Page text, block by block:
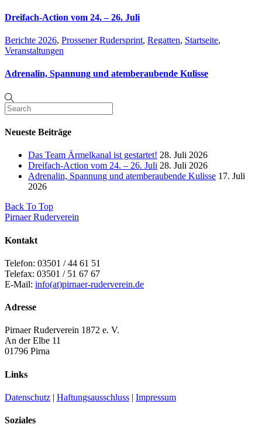
Dreifach-Action vom 24. – 26. Juli
Berichte 2026, Prossener Rudersprint, Regatten, Startseite,
Veranstaltungen
Adrenalin, Spannung und atemberaubende Kulisse
Neueste Beiträge
Das Team Ärmelkanal ist gestartet! 28. Juli 2026
Dreifach-Action vom 24. – 26. Juli 28. Juli 2026
Adrenalin, Spannung und atemberaubende Kulisse 17. Juli
2026
Back To Top
Pirnaer Ruderverein
Kontakt
Telefon: 03501 / 44 61 51
Telefax: 03501 / 51 67 67
E-Mail: info(at)pirnaer-ruderverein.de
Adresse
Pirnaer Ruderverein 1872 e. V.
An der Elbe 11
01796 Pirna
Links
Datenschutz | Haftungsausschluss | Impressum
Soziales